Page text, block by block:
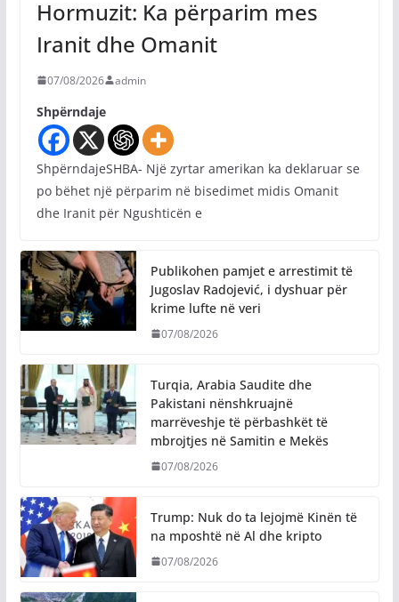
Hormuzit: Ka përparim mes
Iranit dhe Omanit
07/08/2026 admin
Shpërndaje
ShpërndajeSHBA- Një zyrtar amerikan ka deklaruar se
po bëhet një përparim në bisedimet midis Omanit
dhe Iranit për Ngushticën e
Publikohen pamjet e arrestimit të
Jugoslav Radojević, i dyshuar për
krime lufte në veri
07/08/2026
Turqia, Arabia Saudite dhe
Pakistani nënshkruajnë
marrëveshje të përbashkët të
mbrojtjes në Samitin e Mekës
07/08/2026
Trump: Nuk do ta lejojmë Kinën të
na mposhtë në Al dhe kripto
07/08/2026